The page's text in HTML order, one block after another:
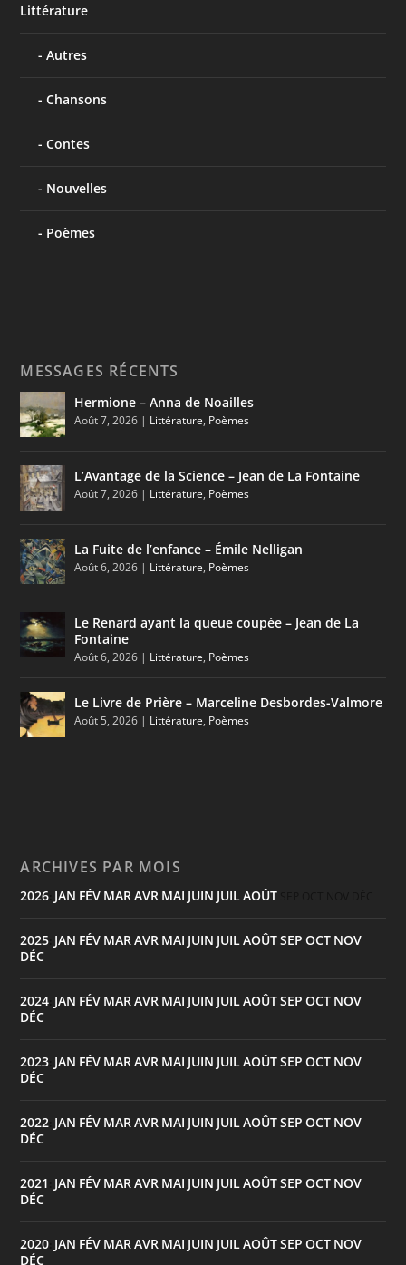
Littérature
Autres
Chansons
Contes
Nouvelles
Poèmes
MESSAGES RÉCENTS
Hermione – Anna de Noailles
Août 7, 2026 | Littérature, Poèmes
L’Avantage de la Science – Jean de La Fontaine
Août 7, 2026 | Littérature, Poèmes
La Fuite de l’enfance – Émile Nelligan
Août 6, 2026 | Littérature, Poèmes
Le Renard ayant la queue coupée – Jean de La
Fontaine
Août 6, 2026 | Littérature, Poèmes
Le Livre de Prière – Marceline Desbordes-Valmore
Août 5, 2026 | Littérature, Poèmes
ARCHIVES PAR MOIS
2026 JAN FÉV MARAVR MAI JUIN JUILAOÛT
2025 JAN FÉV MARAVR MAI JUIN JUILAOÛTSEP OCT NOV
DÉC
2024 JAN FÉV MARAVR MAI JUIN JUILAOÛTSEP OCT NOV
DÉC
2023 JAN FÉV MARAVR MAI JUIN JUILAOÛTSEP OCT NOV
DÉC
2022 JAN FÉV MARAVR MAI JUIN JUILAOÛTSEP OCT NOV
DÉC
2021 JAN FÉV MARAVR MAI JUIN JUILAOÛTSEP OCT NOV
DÉC
2020 JAN FÉV MARAVR MAI JUIN JUILAOÛTSEP OCT NOV
DÉC